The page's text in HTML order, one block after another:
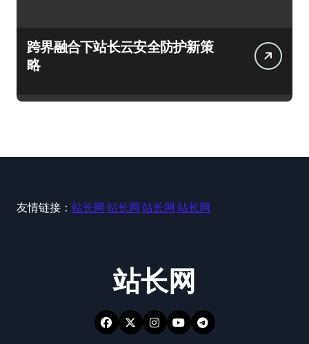
跨界融合下站长云安全防护新策
略
友情链接： 站长网 站长网 站长网 站长网
站长网